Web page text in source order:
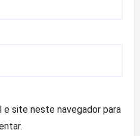
e site neste navegador para